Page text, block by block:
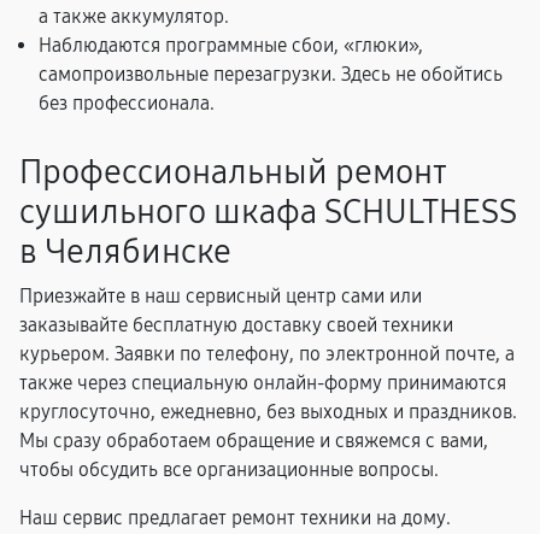
а также аккумулятор.
Наблюдаются программные сбои, «глюки»,
самопроизвольные перезагрузки. Здесь не обойтись
без профессионала.
Профессиональный ремонт
сушильного шкафа SCHULTHESS
в Челябинске
Приезжайте в наш сервисный центр сами или
заказывайте бесплатную доставку своей техники
курьером. Заявки по телефону, по электронной почте, а
также через специальную онлайн-форму принимаются
круглосуточно, ежедневно, без выходных и праздников.
Мы сразу обработаем обращение и свяжемся с вами,
чтобы обсудить все организационные вопросы.
Наш сервис предлагает ремонт техники на дому.